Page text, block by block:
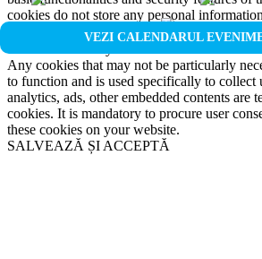
VEZI CALENDARUL
cookies do not store any personal
Non-necessary
Any cookies that may not be particularly
to function and is used specifically to collect
analytics, ads, other embedded contents are
cookies. It is mandatory to procure user
these cookies on your website.
SALVEAZĂ ȘI ACCEPTĂ